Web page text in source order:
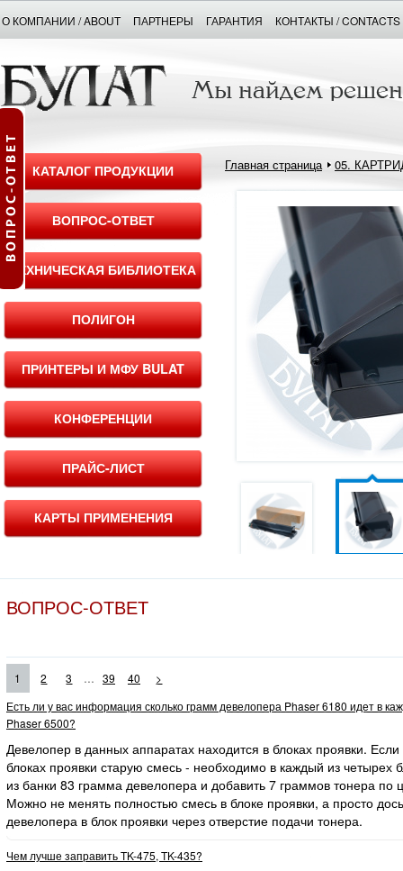
О КОМПАНИИ / ABOUT ПАРТНЕРЫ ГАРАНТИЯ КОНТАКТЫ / CONTACTS
КАТАЛОГ ПРОДУКЦИИ
ВОПРОС-ОТВЕТ
ТЕХНИЧЕСКАЯ БИБЛИОТЕКА
ПОЛИГОН
ПРИНТЕРЫ И МФУ BULAT
КОНФЕРЕНЦИИ
ПРАЙС-ЛИСТ
КАРТЫ ПРИМЕНЕНИЯ
Главная страница 05.
ВОПРОС-ОТВЕТ
1 2 3 ... 39 40
>
Есть ли у вас информация сколько грамм девелопера Phaser 6180 идет в
Phaser 6500?
Девелопер в данных аппаратах находится в блоках проявки.
блоках проявки старую смесь - необходимо в каждый из четырех
из банки 83 грамма девелопера и добавить 7 граммов тонера по
Можно не менять полностью смесь в блоке проявки, а просто
девелопера в блок проявки через отверстие подачи тонера.
Чем лучше заправить TK-475, TK-435?